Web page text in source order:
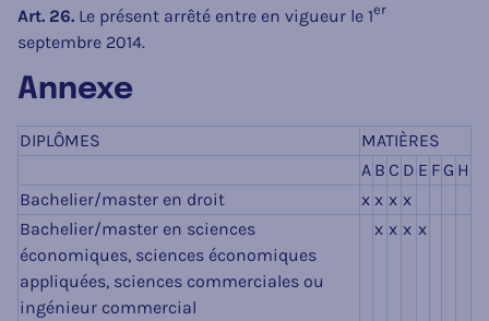
Art. 26. Le présent arrêté entre en vigueur le 1er
septembre 2014.
Annexe
DIPLÔMES
MATIÈRES
A B C D E F G H
Bachelier/master en droit
x x x x
Bachelier/master en sciences
économiques, sciences économiques
appliquées, sciences commerciales ou
ingénieur commercial
x x x x